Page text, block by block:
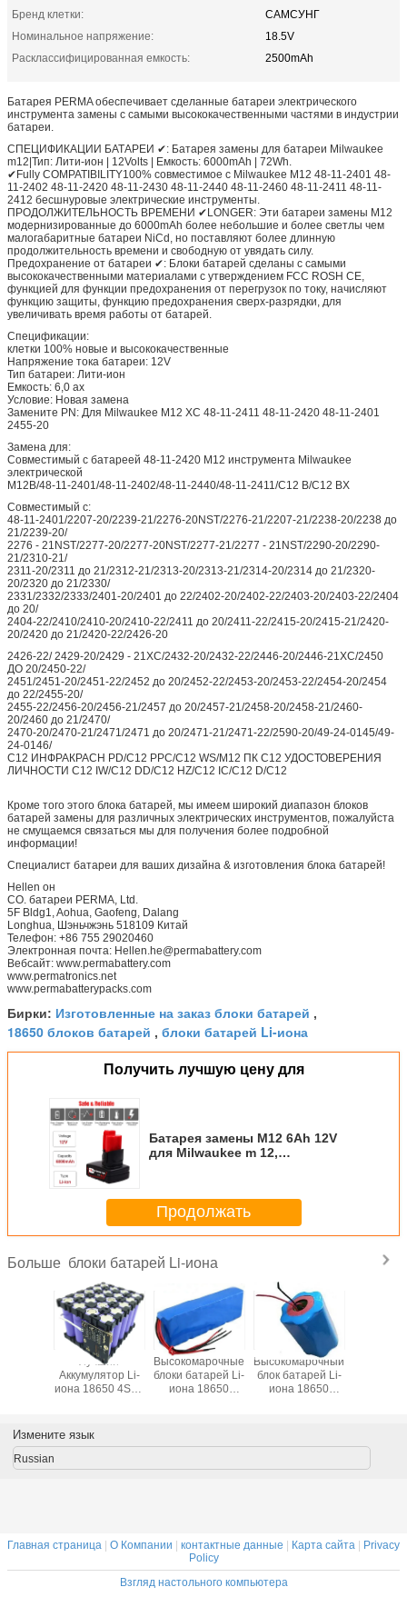
Бренд клетки:
САМСУНГ
Номинальное напряжение:
18.5V
Расклассифицированная емкость:
2500mAh
Батарея PERMA обеспечивает сделанные батареи электрического
инструмента замены с самыми высококачественными частями в индустрии
батареи.
СПЕЦИФИКАЦИИ БАТАРЕИ ✔: Батарея замены для батареи Milwaukee
m12|Тип: Лити-ион | 12Volts | Емкость: 6000mAh | 72Wh.
✔Fully COMPATIBILITY100% совместимое с Milwaukee M12 48-11-2401 48-
11-2402 48-11-2420 48-11-2430 48-11-2440 48-11-2460 48-11-2411 48-11-
2412 бесшнуровые электрические инструменты.
ПРОДОЛЖИТЕЛЬНОСТЬ ВРЕМЕНИ ✔LONGER: Эти батареи замены M12
модернизированные до 6000mAh более небольшие и более светлы чем
малогабаритные батареи NiCd, но поставляют более длинную
продолжительность времени и свободную от увядать силу.
Предохранение от батареи ✔: Блоки батарей сделаны с самыми
высококачественными материалами с утверждением FCC ROSH CE,
функцией для функции предохранения от перегрузок по току, начисляют
функцию защиты, функцию предохранения сверх-разрядки, для
увеличивать время работы от батарей.
Спецификации:
клетки 100% новые и высококачественные
Напряжение тока батареи: 12V
Тип батареи: Лити-ион
Емкость: 6,0 ах
Условие: Новая замена
Замените PN: Для Milwaukee M12 XC 48-11-2411 48-11-2420 48-11-2401
2455-20
Замена для:
Совместимый с батареей 48-11-2420 M12 инструмента Milwaukee
электрической
M12B/48-11-2401/48-11-2402/48-11-2440/48-11-2411/C12 B/C12 BX
Совместимый с:
48-11-2401/2207-20/2239-21/2276-20NST/2276-21/2207-21/2238-20/2238 до
21/2239-20/
2276 - 21NST/2277-20/2277-20NST/2277-21/2277 - 21NST/2290-20/2290-
21/2310-21/
2311-20/2311 до 21/2312-21/2313-20/2313-21/2314-20/2314 до 21/2320-
20/2320 до 21/2330/
2331/2332/2333/2401-20/2401 до 22/2402-20/2402-22/2403-20/2403-22/2404
до 20/
2404-22/2410/2410-20/2410-22/2411 до 20/2411-22/2415-20/2415-21/2420-
20/2420 до 21/2420-22/2426-20
2426-22/ 2429-20/2429 - 21XC/2432-20/2432-22/2446-20/2446-21XC/2450
ДО 20/2450-22/
2451/2451-20/2451-22/2452 до 20/2452-22/2453-20/2453-22/2454-20/2454
до 22/2455-20/
2455-22/2456-20/2456-21/2457 до 20/2457-21/2458-20/2458-21/2460-
20/2460 до 21/2470/
2470-20/2470-21/2471/2471 до 20/2471-21/2471-22/2590-20/49-24-0145/49-
24-0146/
C12 ИНФРАКРАСН PD/C12 PPC/C12 WS/M12 ПК C12 УДОСТОВЕРЕНИЯ
ЛИЧНОСТИ C12 IW/C12 DD/C12 HZ/C12 IC/C12 D/C12
Кроме того этого блока батарей, мы имеем широкий диапазон блоков
батарей замены для различных электрических инструментов, пожалуйста
не смущаемся связаться мы для получения более подробной
информации!
Специалист батареи для ваших дизайна & изготовления блока батарей!
Hellen он
CO. батареи PERMA, Ltd.
5F Bldg1, Aohua, Gaofeng, Dalang
Longhua, Шэньчжэнь 518109 Китай
Телефон: +86 755 29020460
Электронная почта: Hellen.he@permabattery.com
Вебсайт: www.permabattery.com
www.permatronics.net
www.permabatterypacks.com
Бирки: Изготовленные на заказ блоки батарей ,
18650 блоков батарей , блоки батарей Li-иона
Получить лучшую цену для
Батарея замены M12 6Ah 12V
для Milwaukee m 12,
11-24
Продолжать
Больше блоки батарей Li-иона
Лучший
Аккумулятор Li-
иона 18650 4S5P
держатель
Высокомарочные
блоки батарей Li-
иона 18650
Высокомарочный
блок батарей Li-
иона 18650
предохранения и
Измените язык
Russian
Главная страница | О Компании | контактные данные | Карта сайта | Privacy
Policy
Взгляд настольного компьютера